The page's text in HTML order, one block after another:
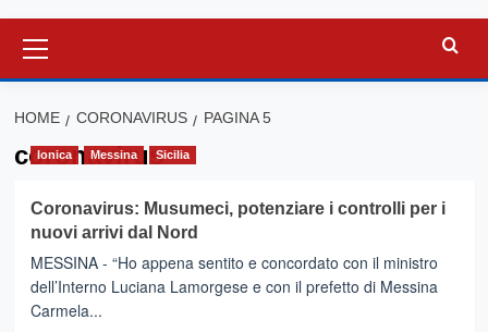
principale
HOME CORONAVIRUS PAGINA 5
coronavirus
Ionica Messina Sicilia
Coronavirus: Musumeci, potenziare i controlli per i
nuovi arrivi dal Nord
MESSINA - “Ho appena sentito e concordato con il ministro
dell’Interno Luciana Lamorgese e con il prefetto di Messina
Carmela...